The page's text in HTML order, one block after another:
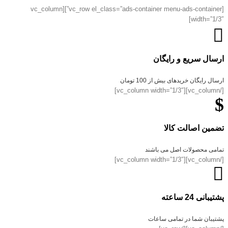
[vc_row el_class=”ads-container menu-ads-container”][vc_column
width=”1/3″]
ارسال سریع و رایگان
ارسال رایگان خریدهای بیش از 100 تومان
[/vc_column][vc_column width=”1/3″]
تضمین اصالت کالا
تمامی محصولات اصل می باشند
[/vc_column][vc_column width=”1/3″]
پشتیبانی 24 ساعته
پشتیبان شما در تمامی ساعات